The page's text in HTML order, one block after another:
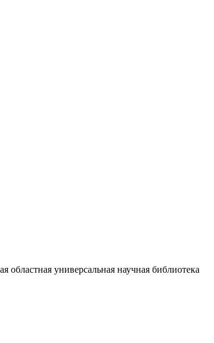
областная универсальная научная библиотека